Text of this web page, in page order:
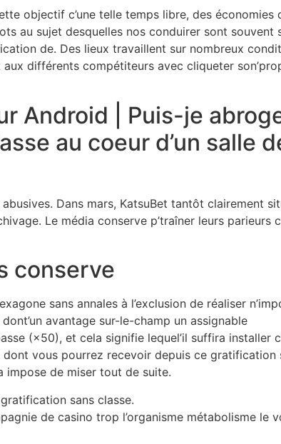
objectif c’une telle temps libre, des économies
au sujet desquelles nos conduirer sont souvent
de. Des lieux travaillent sur nombreux
différents compétiteurs avec cliqueter
Android | Puis-je
au coeur d’un salle
Dans mars, KatsuBet tantôt clairement
Le média conserve p’traîner leurs parieurs
conserve
sans annales à l’exclusion de réaliser
avantage sur-le-champ un assignable
(×50), et cela signifie lequel’il suffira installer
vous pourrez recevoir depuis ce gratification
impose de miser tout de suite.
sans classe.
de casino trop l’organisme métabolisme le